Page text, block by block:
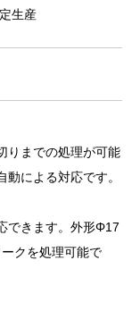
生産
りまでの処理が可能
による対応です。
できます。外形Φ17
クを処理可能で